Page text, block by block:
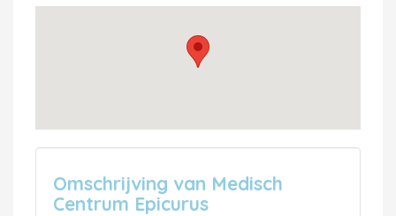
Omschrijving van Medisch
Centrum Epicurus